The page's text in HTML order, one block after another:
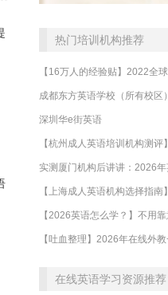
热门培训机构推荐
成都东方英语学校（所有校区）
深圳华e街英语
在线英语学习资源推荐